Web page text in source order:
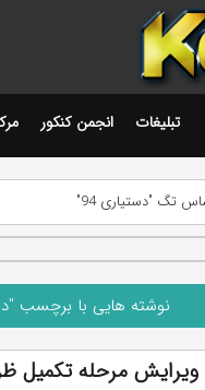
تبلیغات انجمن کنکور
تگ "دستیاری 94"
نوشته هایی با برچسب
مرحله تکمیل